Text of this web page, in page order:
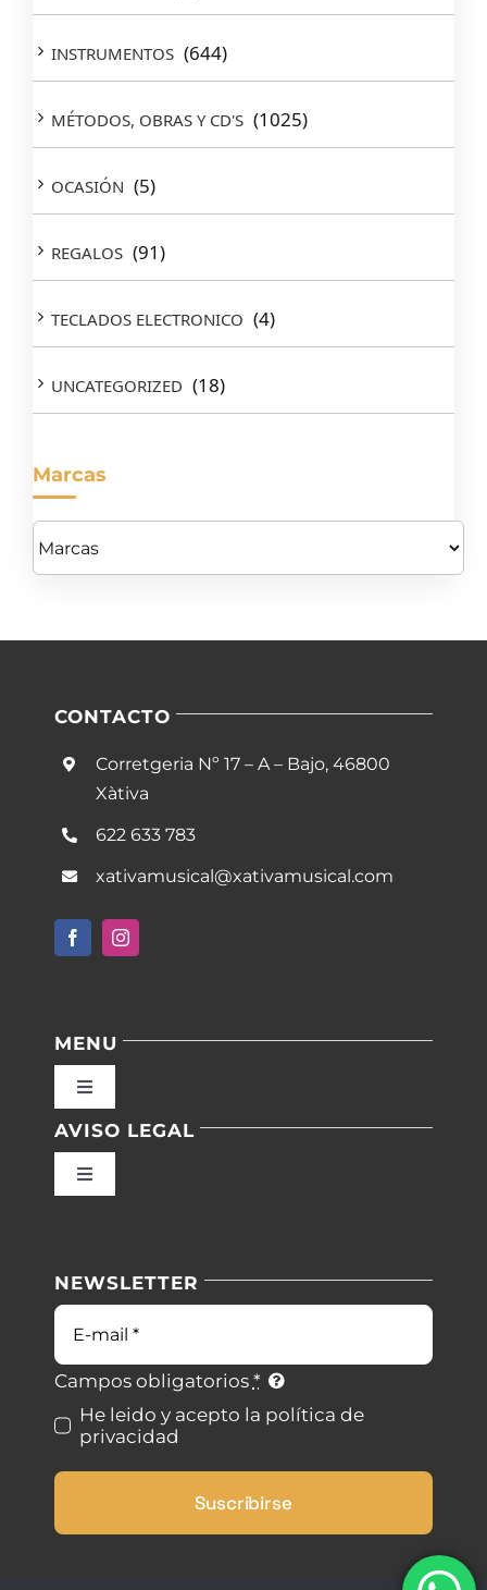
INSTRUMENTOS (644)
MÉTODOS, OBRAS Y CD'S (1025)
OCASIÓN (5)
REGALOS (91)
TECLADOS ELECTRONICO (4)
UNCATEGORIZED (18)
Marcas
CONTACTO
Corretgeria Nº 17 – A – Bajo, 46800
Xàtiva
622 633 783
xativamusical@xativamusical.com
MENU
Toggle
Inicio
Blog
Contacto
AVISO LEGAL
Toggle
Condiciones de uso
Ley de cookies
Desistimiento
NEWSLETTER
Correo
electrónico
Campos obligatorios *
He leido y acepto la política de
privacidad
Suscribirse